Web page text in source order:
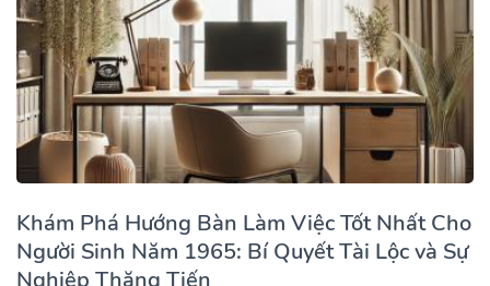
Khám Phá Hướng Bàn Làm Việc Tốt Nhất Cho
Người Sinh Năm 1965: Bí Quyết Tài Lộc và Sự
Nghiệp Thăng Tiến